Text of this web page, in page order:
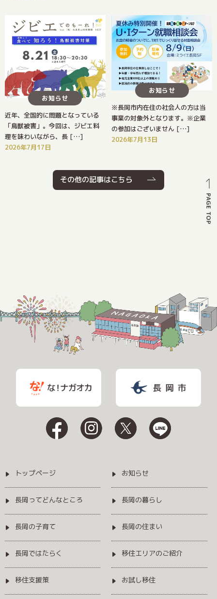
お知らせ
近年、全国的に問題となっている
「鳥獣被害」。今回は、ジビエ料
理を味わいながら、長 […]
2026年7月17日
お知らせ
※長岡市内在住の社会人の方は当
事業の対象外となります。※企業
の参加はございません […]
2026年7月13日
その他の記事はこちら
トップページ
長岡ってどんなところ
長岡の子育て
長岡ではたらく
移住支援策
お知らせ
長岡の暮らし
長岡の住まい
移住エリアのご紹介
お試し移住